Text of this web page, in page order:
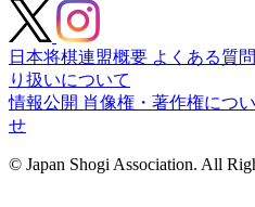
日本将棋連盟概要 よくある質問
り扱いについて
情報公開 肖像権・著作権につ
せ
© Japan Shogi Association. All